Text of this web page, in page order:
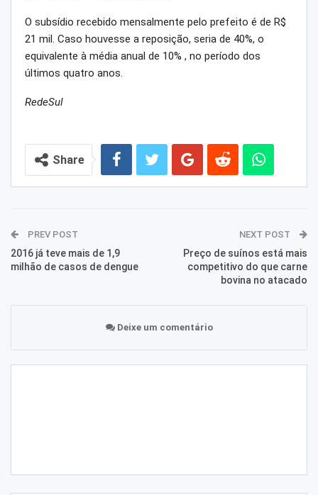
O subsídio recebido mensalmente pelo prefeito é de R$
21 mil. Caso houvesse a reposição, seria de 40%, o
equivalente à média anual de 10% , no período dos
últimos quatro anos.
RedeSul
Share
PREV POST
2016 já teve mais de 1,9
milhão de casos de dengue
NEXT POST
Preço de suínos está mais
competitivo do que carne
bovina no atacado
Deixe um comentário